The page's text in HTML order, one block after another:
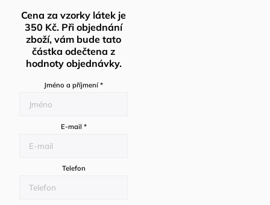
Cena za vzorky látek je
350 Kč. Při objednání
zboží, vám bude tato
částka odečtena z
hodnoty objednávky.
Jméno a příjmení *
E-mail *
Telefon